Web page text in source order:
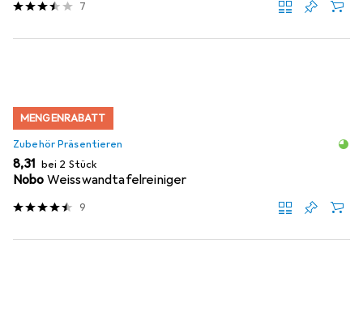
7
MENGENRABATT
Zubehör Präsentieren
EUR
8,31 bei 2 Stück
Nobo Weisswandtafelreiniger
9